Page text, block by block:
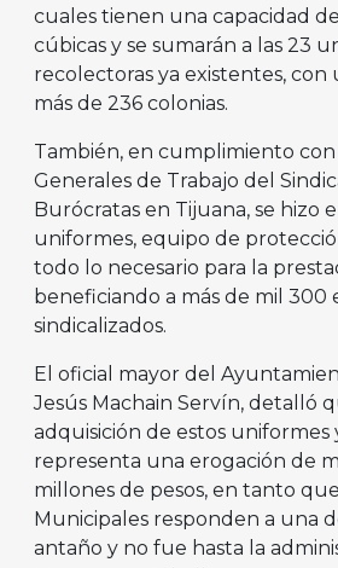
cuales tienen una capacidad
cúbicas y se sumarán a las 23
recolectoras ya existentes, con
más de 236 colonias.
También, en cumplimiento con
Generales de Trabajo del
Burócratas en Tijuana, se hizo
uniformes, equipo de
todo lo necesario para la
beneficiando a más de mil 300
sindicalizados.
El oficial mayor del
Jesús Machain Servín, detalló
adquisición de estos uniformes
representa una erogación de
millones de pesos, en tanto
Municipales responden a una
antaño y no fue hasta la